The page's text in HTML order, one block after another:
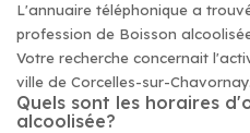
L'annuaire téléphonique a
profession de Boisson
Votre recherche concernait
ville de Corcelles-sur-Chavornay.
Quels sont les horaires
alcoolisée?